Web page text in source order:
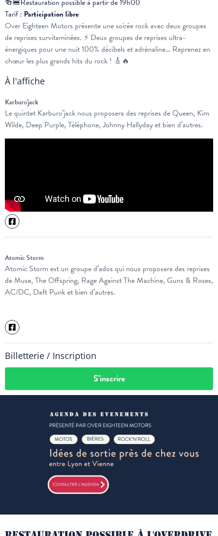
🍻🍔Restauration possible à partir de 19h00
Tarif : Participation libre
Over Eighteen Motors présente une soirée rock avec deux groupes
de reprises survitaminées. ⚡ Deux groupes de reprises ultra-
énergiques pour une nuit 100% décibels et adrénaline… Reprenez en
chœur les plus grands hits du rock ! 🎸🔥
À l'affiche
Karburo'jack
Le quintet Karburo’jack nous proposera des reprises de Queen, Kim
Wilde, Deep Purple, Téléphone, Johnny Hallyday et bien d’autres.
Atomic Storm
Atomic Storm est un groupe d’ados qui nous proposera des reprises
de Muse, The Offspring, Rage Against The Machine, Guns & Roses,
AC/DC, Daft Punk et bien d’autres.
Billetterie / Inscription
S'inscrire